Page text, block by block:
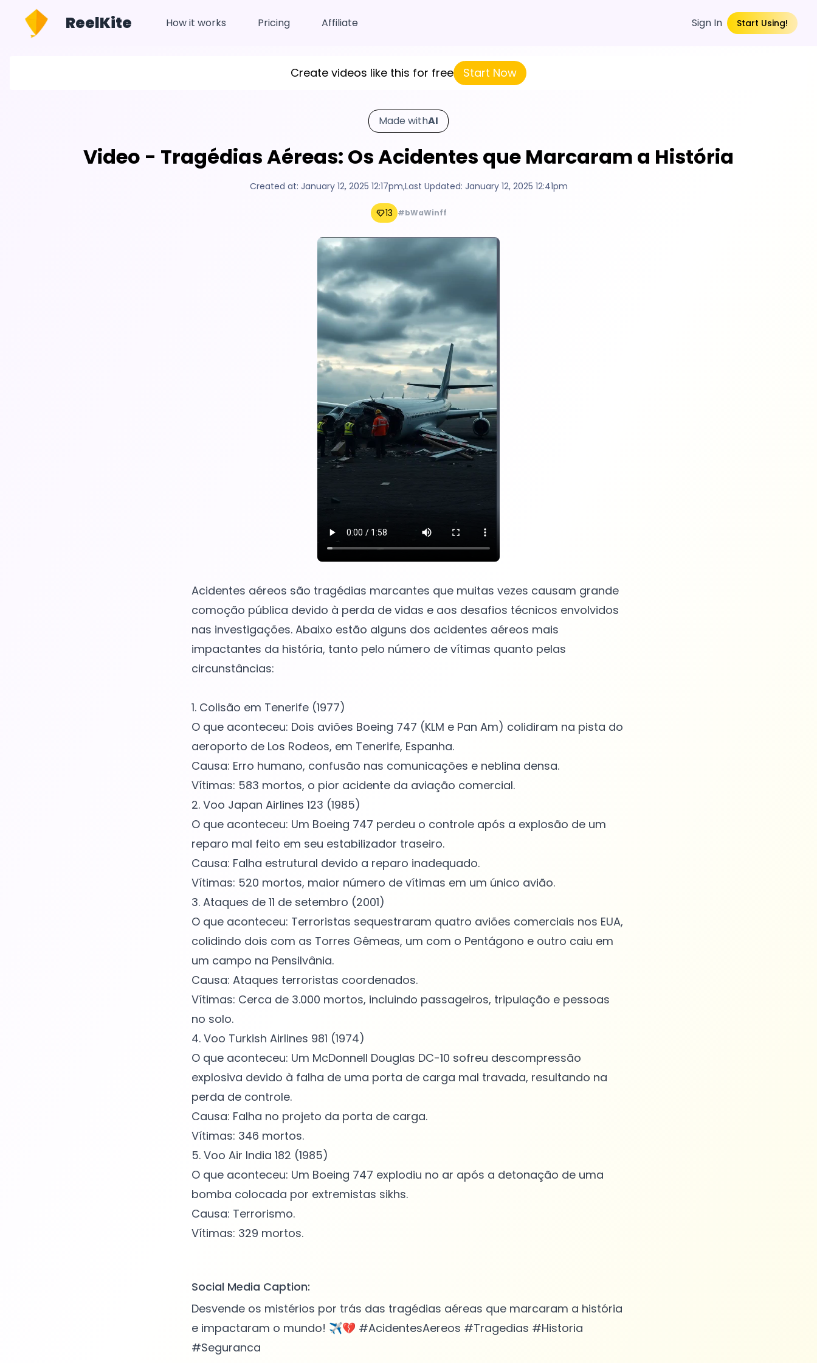
ReelKite How it works Pricing Affiliate Sign In Start Using!
Create videos like this for free Start Now
Made withAI
Video - Tragédias Aéreas: Os Acidentes que Marcaram a História
Created at: January 12, 2025 12:17pm,Last Updated: January 12, 2025 12:41pm
13 #bWaWinff
Acidentes aéreos são tragédias marcantes que muitas vezes causam grande
comoção pública devido à perda de vidas e aos desafios técnicos envolvidos
nas investigações. Abaixo estão alguns dos acidentes aéreos mais
impactantes da história, tanto pelo número de vítimas quanto pelas
circunstâncias:
1. Colisão em Tenerife (1977)
O que aconteceu: Dois aviões Boeing 747 (KLM e Pan Am) colidiram na pista do
aeroporto de Los Rodeos, em Tenerife, Espanha.
Causa: Erro humano, confusão nas comunicações e neblina densa.
Vítimas: 583 mortos, o pior acidente da aviação comercial.
2. Voo Japan Airlines 123 (1985)
O que aconteceu: Um Boeing 747 perdeu o controle após a explosão de um
reparo mal feito em seu estabilizador traseiro.
Causa: Falha estrutural devido a reparo inadequado.
Vítimas: 520 mortos, maior número de vítimas em um único avião.
3. Ataques de 11 de setembro (2001)
O que aconteceu: Terroristas sequestraram quatro aviões comerciais nos EUA,
colidindo dois com as Torres Gêmeas, um com o Pentágono e outro caiu em
um campo na Pensilvânia.
Causa: Ataques terroristas coordenados.
Vítimas: Cerca de 3.000 mortos, incluindo passageiros, tripulação e pessoas
no solo.
4. Voo Turkish Airlines 981 (1974)
O que aconteceu: Um McDonnell Douglas DC-10 sofreu descompressão
explosiva devido à falha de uma porta de carga mal travada, resultando na
perda de controle.
Causa: Falha no projeto da porta de carga.
Vítimas: 346 mortos.
5. Voo Air India 182 (1985)
O que aconteceu: Um Boeing 747 explodiu no ar após a detonação de uma
bomba colocada por extremistas sikhs.
Causa: Terrorismo.
Vítimas: 329 mortos.
Social Media Caption:
Desvende os mistérios por trás das tragédias aéreas que marcaram a história
e impactaram o mundo! ✈️💔 #AcidentesAereos #Tragedias #Historia
#Seguranca